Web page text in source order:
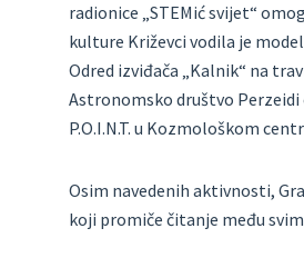
radionice „STEMić svijet“
kulture Križevci vodila je
Odred izviđača „Kalnik“ na
Astronomsko društvo Perzeidi
P.O.I.N.T. u Kozmološkom
Osim navedenih aktivnosti,
koji promiče čitanje među